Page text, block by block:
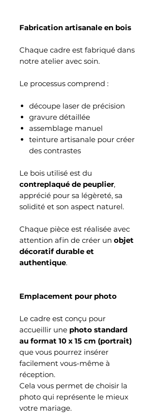
Fabrication artisanale en bois
Chaque cadre est fabriqué dans
notre atelier avec soin.
Le processus comprend :
découpe laser de précision
gravure détaillée
assemblage manuel
teinture artisanale pour créer
des contrastes
Le bois utilisé est du
contreplaqué de peuplier,
apprécié pour sa légèreté, sa
solidité et son aspect naturel.
Chaque pièce est réalisée avec
attention afin de créer un objet
décoratif durable et
authentique.
Emplacement pour photo
Le cadre est conçu pour
accueillir une photo standard
au format 10 x 15 cm (portrait)
que vous pourrez insérer
facilement vous-même à
réception.
Cela vous permet de choisir la
photo qui représente le mieux
votre mariage.